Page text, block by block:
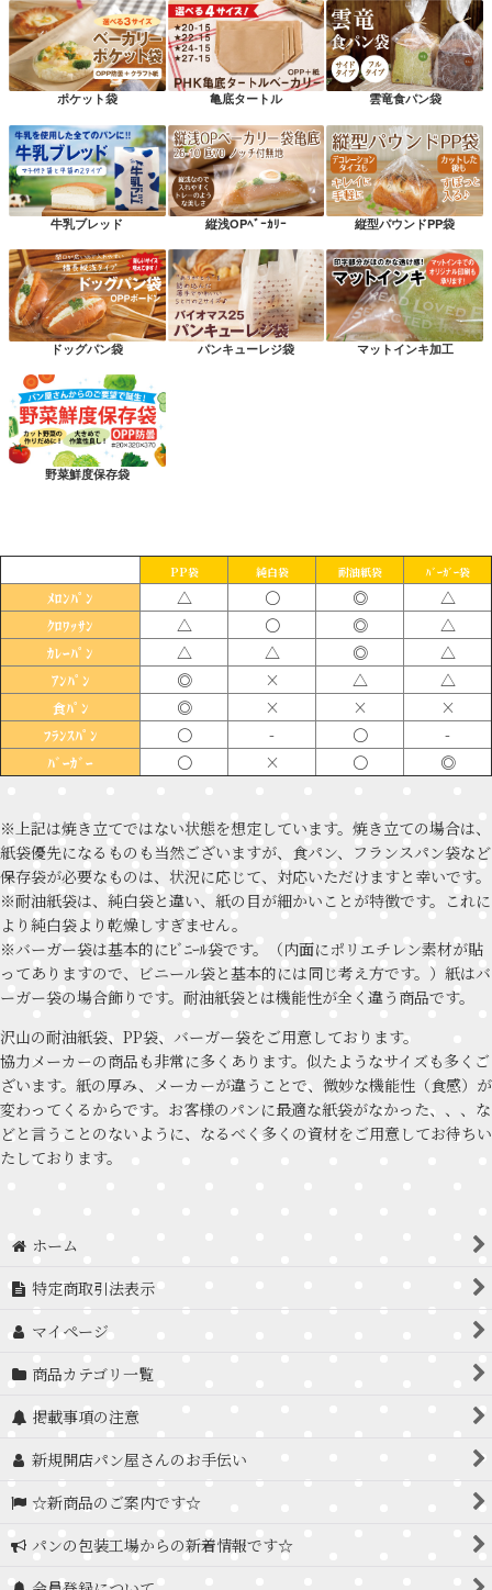
ポケット袋 亀底タートル 雲竜食パン袋
牛乳ブレッド 縦浅OPﾍﾞｰｶﾘｰ 縦型パウンドPP袋
ドッグパン袋 パンキューレジ袋 マットインキ加工
野菜鮮度保存袋
PP袋 純白袋 耐油紙袋 ﾊﾞｰｶﾞｰ袋
ﾒﾛﾝﾊﾟﾝ △ 〇 ◎ △
ｸﾛﾜｯｻﾝ △ 〇 ◎ △
ｶﾚｰﾊﾟﾝ △ △ ◎ △
ｱﾝﾊﾟﾝ ◎ × △ △
食ﾊﾟﾝ ◎ × × ×
ﾌﾗﾝｽﾊﾟﾝ 〇 - 〇 -
ﾊﾞｰｶﾞｰ 〇 × 〇 ◎
※上記は焼き立てではない状態を想定しています。焼き立ての場合は、
紙袋優先になるものも当然ございますが、食パン、フランスパン袋など
保存袋が必要なものは、状況に応じて、対応いただけますと幸いです。
※耐油紙袋は、純白袋と違い、紙の目が細かいことが特徴です。これに
より純白袋より乾燥しすぎません。
※バーガー袋は基本的にﾋﾞﾆｰﾙ袋です。（内面にポリエチレン素材が貼
ってありますので、ビニール袋と基本的には同じ考え方です。）紙はバ
ーガー袋の場合飾りです。耐油紙袋とは機能性が全く違う商品です。
沢山の耐油紙袋、PP袋、バーガー袋をご用意しております。
協力メーカーの商品も非常に多くあります。似たようなサイズも多くご
ざいます。紙の厚み、メーカーが違うことで、微妙な機能性（食感）が
変わってくるからです。お客様のパンに最適な紙袋がなかった、、、な
どと言うことのないように、なるべく多くの資材をご用意してお待ちい
たしております。
ホーム
特定商取引法表示
マイページ
商品カテゴリ一覧
掲載事項の注意
新規開店パン屋さんのお手伝い
☆新商品のご案内です☆
パンの包装工場からの新着情報です☆